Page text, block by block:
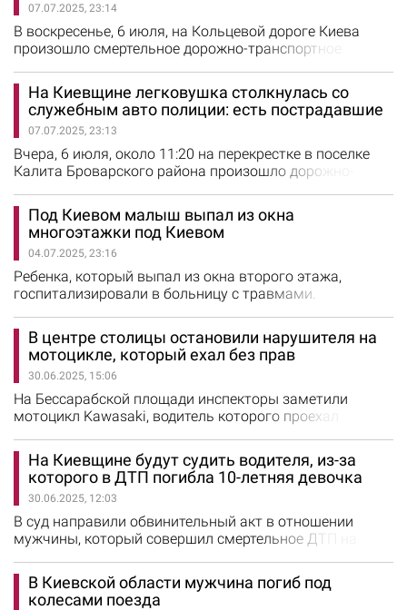
происшествия прибыли спасатели, которые во время
тушения огня обнаружили в доме…
07.07.2025, 23:14
В воскресенье, 6 июля, на Кольцевой дороге Киева
произошло смертельное дорожно-транспортное
BMW. По предварительной информации, водитель
двухколесного транспорта на большой скорости
врезался в легковушку, которая двигалась впереди. От
мощного удара мотоцикл отбросило на отбойник. 21-
летний водитель погиб на месте. Пассажир…
На Киевщине легковушка столкнулась со
служебным авто полиции: есть пострадавшие
07.07.2025, 23:13
Вчера, 6 июля, около 11:20 на перекрестке в поселке
Калита Броварского района произошло дорожно-
информации, легковушка Dacia столкнулась со
служебным автомобилем отдела реагирования
патрульной полиции. В результате аварии пострадали
двое правоохранителей. Их госпитализировали для
оказания медицинской помощи. Сейчас на…
Под Киевом малыш выпал из окна
многоэтажки под Киевом
04.07.2025, 23:16
Ребенка, который выпал из окна второго этажа,
госпитализировали в больницу с травмами.
что в Бучанском районе. Об этом сообщили в полиции
Киевской области. По предварительной информации,
малыш залез на подоконник, оперся на москитную
сетку и выпал из окна. В момент происшествия мать
ребенка находилась дома, однако на несколько…
В центре столицы остановили нарушителя на
мотоцикле, который ехал без прав
30.06.2025, 15:06
На Бессарабской площади инспекторы заметили
мотоцикл Kawasaki, водитель которого проехал
попытались остановить транспортное средство, но
водитель проигнорировал законное требование
полицейских, ускорил движение и подался в бегство,
однако неудачно, рассказали в патрульной полиции.
Инспекторы остановили беглеца и выяснили,…
На Киевщине будут судить водителя, из-за
которого в ДТП погибла 10-летняя девочка
30.06.2025, 12:03
В суд направили обвинительный акт в отношении
мужчины, который совершил смертельное ДТП на
Напомним, трагедия произошла 19 мая около 08:00 в
селе Кучаков. По предварительным данным, водитель
В Киевской области мужчина погиб под
колесами поезда